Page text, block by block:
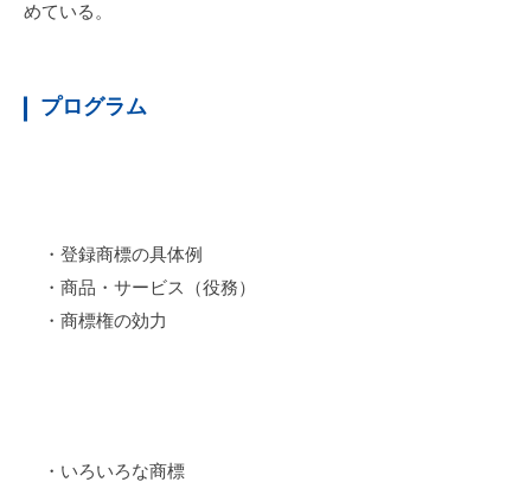
めている。
プログラム
・登録商標の具体例
・商品・サービス（役務）
・商標権の効力
・いろいろな商標